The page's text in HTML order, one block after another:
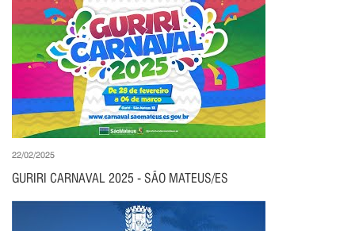
22/02/2025
GURIRI CARNAVAL 2025 - SÃO MATEUS/ES